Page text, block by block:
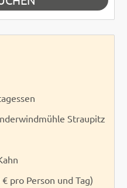
Straupitz
pro Person und Tag)